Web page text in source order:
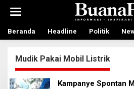
t
Beranda Headline Politik
Mudik Pakai Mobil Listrik
Kampanye Spontan